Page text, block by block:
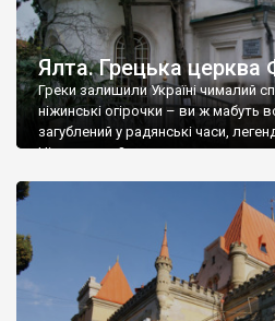
Ялта. Грецька церква
Греки залишили Україні чималий
ніжинські огірочки – ви ж мабуть
загублений у радянські часи,
Ніжин греки?